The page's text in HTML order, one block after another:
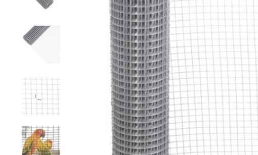
Rete esagonale
Rete ornamentale
Rete per cavalli
Rete contro ratti
Reti per insetti
Rete contro tassi
Recinzione per lupi
Staccionata frangivista
Stuoie di canne
Recinzioni elettrificate
Filo spinato
Reti di protezione per
l'orto